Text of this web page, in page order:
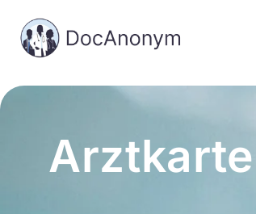
Arztkarte